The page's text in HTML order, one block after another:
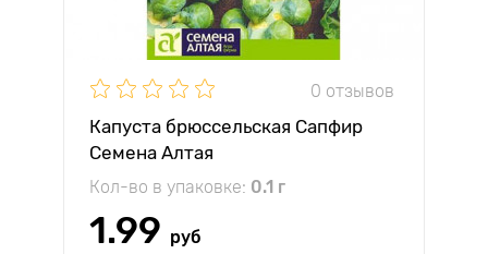
0 отзывов
Капуста брюссельская Сапфир
Семена Алтая
Кол-во в упаковке: 0.1 г
1.99 руб